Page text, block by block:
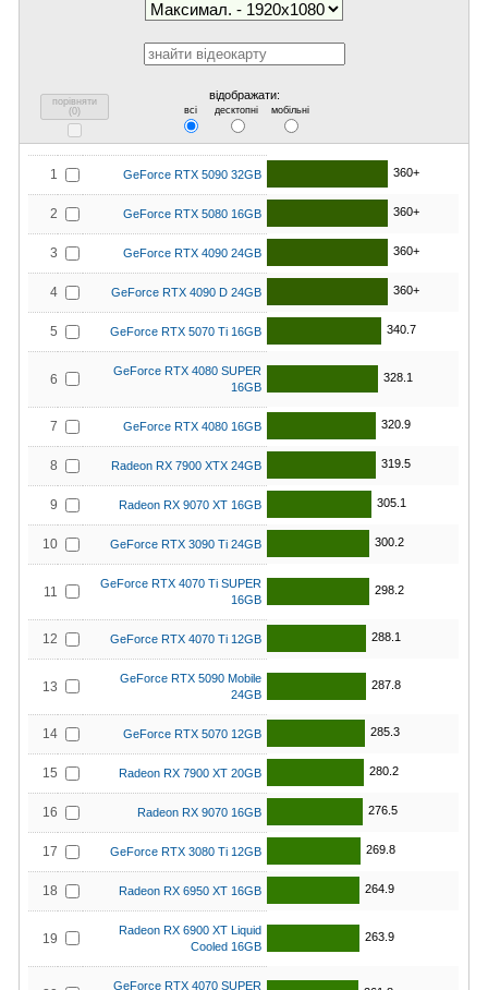
порівняти
(0)
відображати:
всі десктопні мобільні
1 GeForce RTX 5090 32GB 360+
2 GeForce RTX 5080 16GB 360+
3 GeForce RTX 4090 24GB 360+
4 GeForce RTX 4090 D 24GB 360+
5 GeForce RTX 5070 Ti 16GB 340.7
6
GeForce RTX 4080 SUPER
16GB
328.1
7 GeForce RTX 4080 16GB 320.9
8 Radeon RX 7900 XTX 24GB 319.5
9 Radeon RX 9070 XT 16GB 305.1
10 GeForce RTX 3090 Ti 24GB 300.2
11
GeForce RTX 4070 Ti SUPER
16GB
298.2
12 GeForce RTX 4070 Ti 12GB 288.1
13
GeForce RTX 5090 Mobile
24GB
287.8
14 GeForce RTX 5070 12GB 285.3
15 Radeon RX 7900 XT 20GB 280.2
16 Radeon RX 9070 16GB 276.5
17 GeForce RTX 3080 Ti 12GB 269.8
18 Radeon RX 6950 XT 16GB 264.9
19
Radeon RX 6900 XT Liquid
Cooled 16GB
263.9
GeForce RTX 4070 SUPER